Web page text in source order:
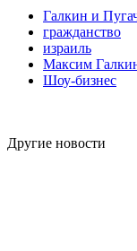
Галкин и
гражданство
израиль
Максим
Шоу-бизнес
Другие новости